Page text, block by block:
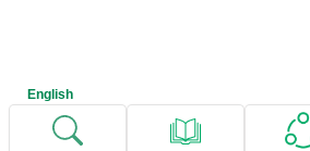
English